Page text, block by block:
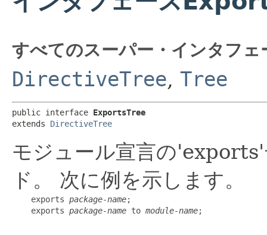
すべてのスーパー・インタフェ
DirectiveTree, Tree
public interface ExportsTree
extends DirectiveTree
モジュール宣言の
ド。
次に例を示します。
    exports
package-name;
    exports
package-name to module-name;